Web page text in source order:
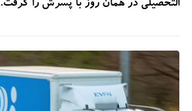
التحصیلی در همان روز با پسرش را گرفت.